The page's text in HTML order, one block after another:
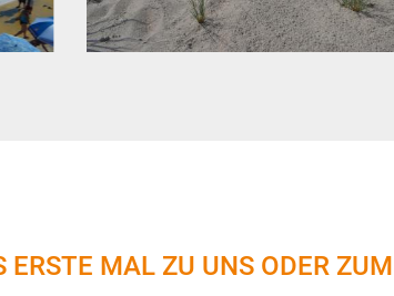
ERSTE MAL ZU UNS ODER